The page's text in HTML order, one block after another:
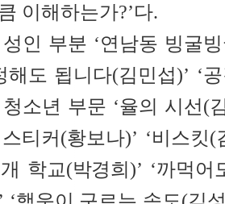
이해하는가?’다.
인 부분 ‘연남동 빙굴빙
도 됩니다(김민섭)’ ‘
소년 부문 ‘율의 시선(
스티커(황보나)’ ‘비스
학교(박경희)’ ‘까먹어